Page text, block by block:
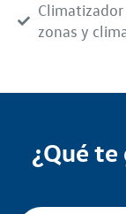
zonas y
¿Qué